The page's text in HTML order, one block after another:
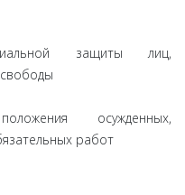
защиты лиц,
осужденных,
работ